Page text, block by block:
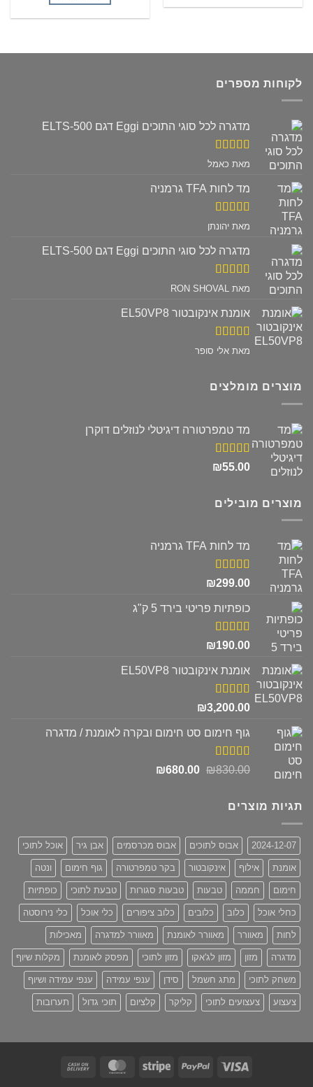
לקוחות מספרים
מדגרה לכל סוגי התוכים Eggi דגם ELTS-500
דורג 5מתוך
מאת כאמל
מד לחות TFA גרמניה
דורג 5מתוך
מאת יהונתן
מדגרה לכל סוגי התוכים Eggi דגם ELTS-500
דורג 5מתוך
מאת RON SHOVAL
אומנת אינקובטור EL50VP8
דורג 5מתוך
מאת אלי סופר
מוצרים מומלצים
מד טמפרטורה דיגיטלי לנוזלים דוקרן
דורג5.00
₪55.00
מוצרים מובילים
מד לחות TFA גרמניה
דורג5.00
₪299.00
כופתיות פריטי בירד 5 ק"ג
דורג5.00
₪190.00
אומנת אינקובטור EL50VP8
דורג5.00
₪3,200.00
גוף חימום סט חימום ובקרה לאומנת / מדגרה
דורג5.00
₪830.00
המחיר ₪680.00
המחיר
תגיות מוצרים
2024-12-07 אבוס לתוכים אבוס מכרסמים אבן גיר אוכל לתוכי
אומנת אילוף אינקובטור בקר טמפרטורה גוף חימום ונטה
חימום חממה טבעות טבעות סגורות טבעת לתוכי כופתיות
כחלי אוכל כלוב כלובים כלוב ציפורים כלי אוכל כלי נירוסטה
לחות מאוורר מאוורר לאומנת מאוורר למדגרה מאכילות
מדגרה מזון מזון לג'אקו מזון לתוכי מפסק לאומנת מקלות שיוף
משחק לתוכי מתג חשמל סידן ענפי עמידה ענפי עמידה ושיוף
צעצוע צעצועים לתוכי קליקר קלציום תוכי גדול תערובות
Visa
PayPal
Stripe
MasterCard